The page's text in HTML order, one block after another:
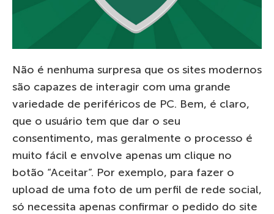
Não é nenhuma surpresa que os sites modernos
são capazes de interagir com uma grande
variedade de periféricos de PC. Bem, é claro,
que o usuário tem que dar o seu
consentimento, mas geralmente o processo é
muito fácil e envolve apenas um clique no
botão “Aceitar”. Por exemplo, para fazer o
upload de uma foto de um perfil de rede social,
só necessita apenas confirmar o pedido do site